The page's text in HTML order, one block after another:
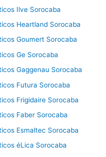
Ilve Sorocaba
Heartland Sorocaba
Goumert Sorocaba
Ge Sorocaba
Gaggenau Sorocaba
Futura Sorocaba
Frigidaire Sorocaba
Faber Sorocaba
Esmaltec Sorocaba
éLica Sorocaba